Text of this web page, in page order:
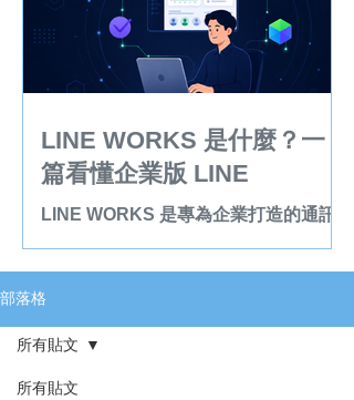
LINE WORKS 是什麼？一
篇看懂企業版 LINE
LINE WORKS 是專為企業打造的通訊
WORKS 功能、與一般 LINE 及 LINE
官方帳號的差異，以及對管理者與員工
LINE。
部落格
所有貼文
所有貼文